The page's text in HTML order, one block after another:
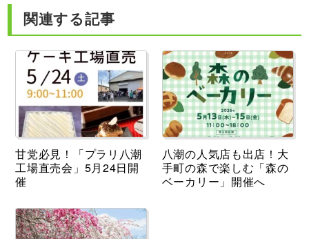
関連する記事
甘党必見！「プラリ八潮
工場直売会」5月24日開
催
八潮の人気店も出店！大
手町の森で楽しむ「森の
ベーカリー」開催へ